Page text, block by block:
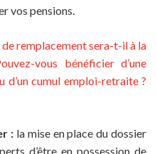
vos pensions.
remplacement sera-t-il à la
vous bénéficier d’une
cumul emploi-retraite ?
: la mise en place du dossier
d’être en possession de